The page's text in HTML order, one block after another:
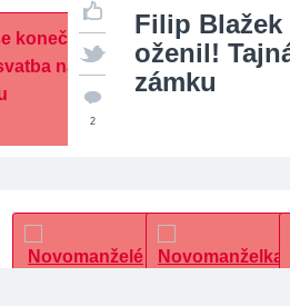
Filip Blažek
oženil!
zámku
2